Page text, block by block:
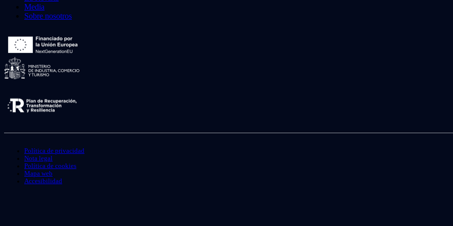
Media
Sobre nosotros
Política de privacidad
Nota legal
Política de cookies
Mapa web
Accesibilidad